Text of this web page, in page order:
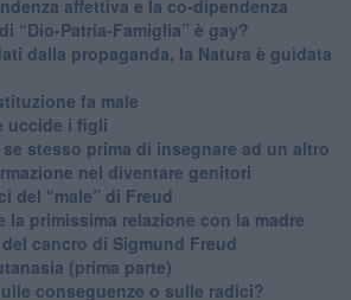
affettiva e la co-dipendenza
“Dio-Patria-Famiglia” è gay?
dalla propaganda, la Natura è guidata
fa male
uccide i figli
stesso prima di insegnare ad un altro
nel diventare genitori
del “male” di Freud
la primissima relazione con la madre
cancro di Sigmund Freud
(prima parte)
conseguenze o sulle radici?